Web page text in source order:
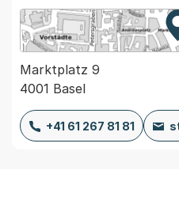
Marktplatz 9
4001 Basel
+41 61 267 81 81